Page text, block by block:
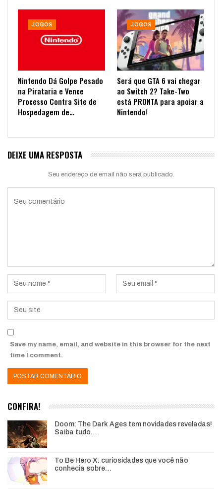
JOGOS
Nintendo Dá Golpe Pesado
na Pirataria e Vence
Processo Contra Site de
Hospedagem de…
JOGOS
Será que GTA 6 vai chegar
ao Switch 2? Take-Two
está PRONTA para apoiar a
Nintendo!
DEIXE UMA RESPOSTA
Seu endereço de email não será publicado.
Save my name, email, and website in this browser for the next
time I comment.
CONFIRA!
Doom: The Dark Ages tem novidades reveladas!
Saiba tudo…
To Be Hero X: curiosidades que você não
conhecia sobre…